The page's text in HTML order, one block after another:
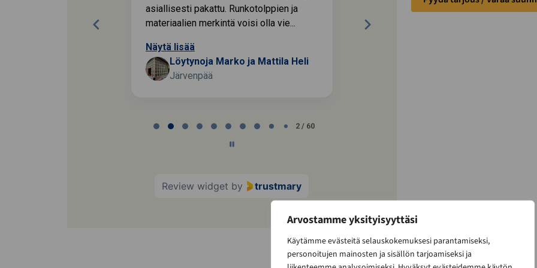
Arvostamme yksityisyyttäsi
Käytämme evästeitä selauskokemuksesi parantamiseksi,
personoitujen mainosten ja sisällön tarjoamiseksi ja
asiallisesti pakattu. Runkotolppien ja
materiaalien merkintä voisi olla vie...
Näytä lisää
Löytynoja Marko ja Mattila Heli
Järvenpää
2 / 60
Review widget by trustmary